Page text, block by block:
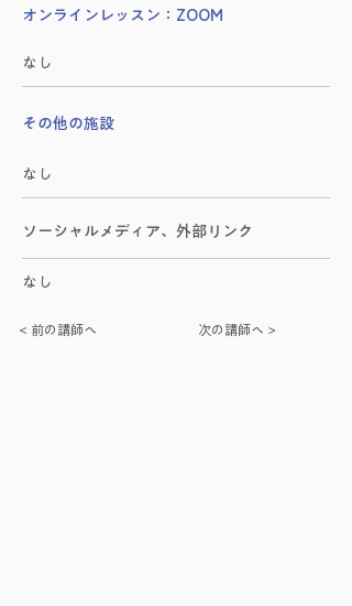
オンラインレッスン：ZOOM
なし
その他の施設
なし
​ソーシャルメディア、外部リンク
なし
< 前の講師へ 次の講師へ >